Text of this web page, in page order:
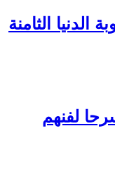
الدنيا الثامنة
لفنهم